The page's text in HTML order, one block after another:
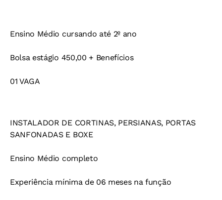
Ensino Médio cursando até 2º ano
Bolsa estágio 450,00 + Benefícios
01 VAGA
INSTALADOR DE CORTINAS, PERSIANAS, PORTAS
SANFONADAS E BOXE
Ensino Médio completo
Experiência mínima de 06 meses na função